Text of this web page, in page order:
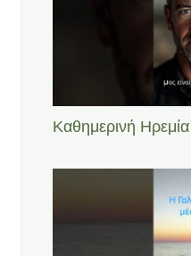
Καθημερινή